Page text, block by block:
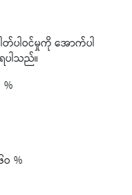
တ်ပါဝင်မှုကို အောက်ပါ
ါသည်။
%